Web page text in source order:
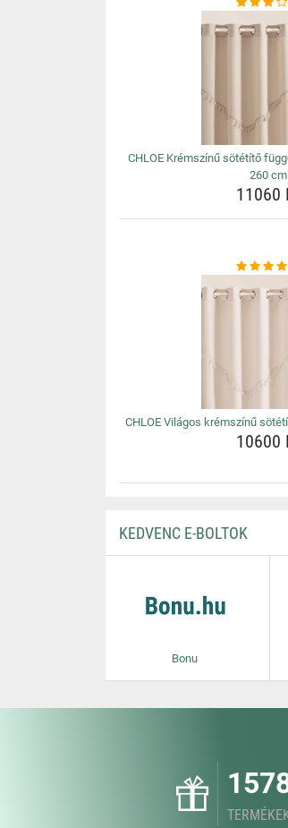
CHLOE Krémszínű sötétítő
260 cm
11060
CHLOE Világos krémszínű
10600
KEDVENC E-BOLTOK
Bonu